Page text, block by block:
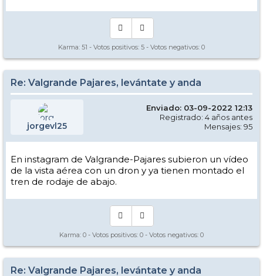
Karma: 51 - Votos positivos: 5 - Votos negativos: 0
Re: Valgrande Pajares, levántate y anda
jorgevl25
Enviado: 03-09-2022 12:13
Registrado: 4 años antes
Mensajes: 95
En instagram de Valgrande-Pajares subieron un vídeo
de la vista aérea con un dron y ya tienen montado el
tren de rodaje de abajo.
Karma: 0 - Votos positivos: 0 - Votos negativos: 0
Re: Valgrande Pajares, levántate y anda